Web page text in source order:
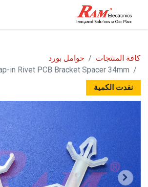
كافة المنتجات
حوامل بورد
in Rivet PCB Bracket Spacer 34mm
نفدت الكمية